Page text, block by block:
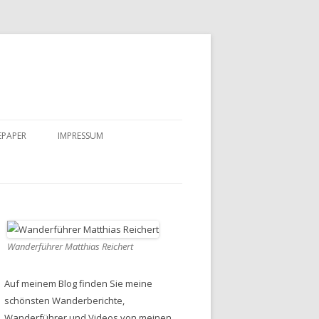
IMPRESSUM
Wanderführer Matthias Reichert
Auf meinem Blog finden Sie meine
schönsten Wanderberichte,